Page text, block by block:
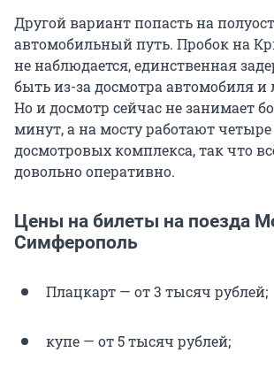
Другой вариант попасть на
автомобильный путь. Пробок на
не наблюдается, единственная
быть из-за досмотра автомобиля
Но и досмотр сейчас не занимает
минут, а на мосту работают
досмотровых комплекса, так что
довольно оперативно.
Цены на билеты на поезда
Симферополь
Плацкарт — от 3 тысяч рублей;
купе — от 5 тысяч рублей;